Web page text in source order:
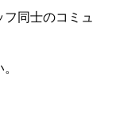
同士のコミュ